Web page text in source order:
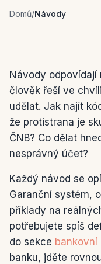
Domů/Návody
Návody odpovídají
člověk řeší ve
udělat. Jak najít
že protistrana je
ČNB? Co dělat
nesprávný účet?
Každý návod se
Garanční systém,
příklady na
potřebujete spíš
do sekce bankovní
banku, jděte